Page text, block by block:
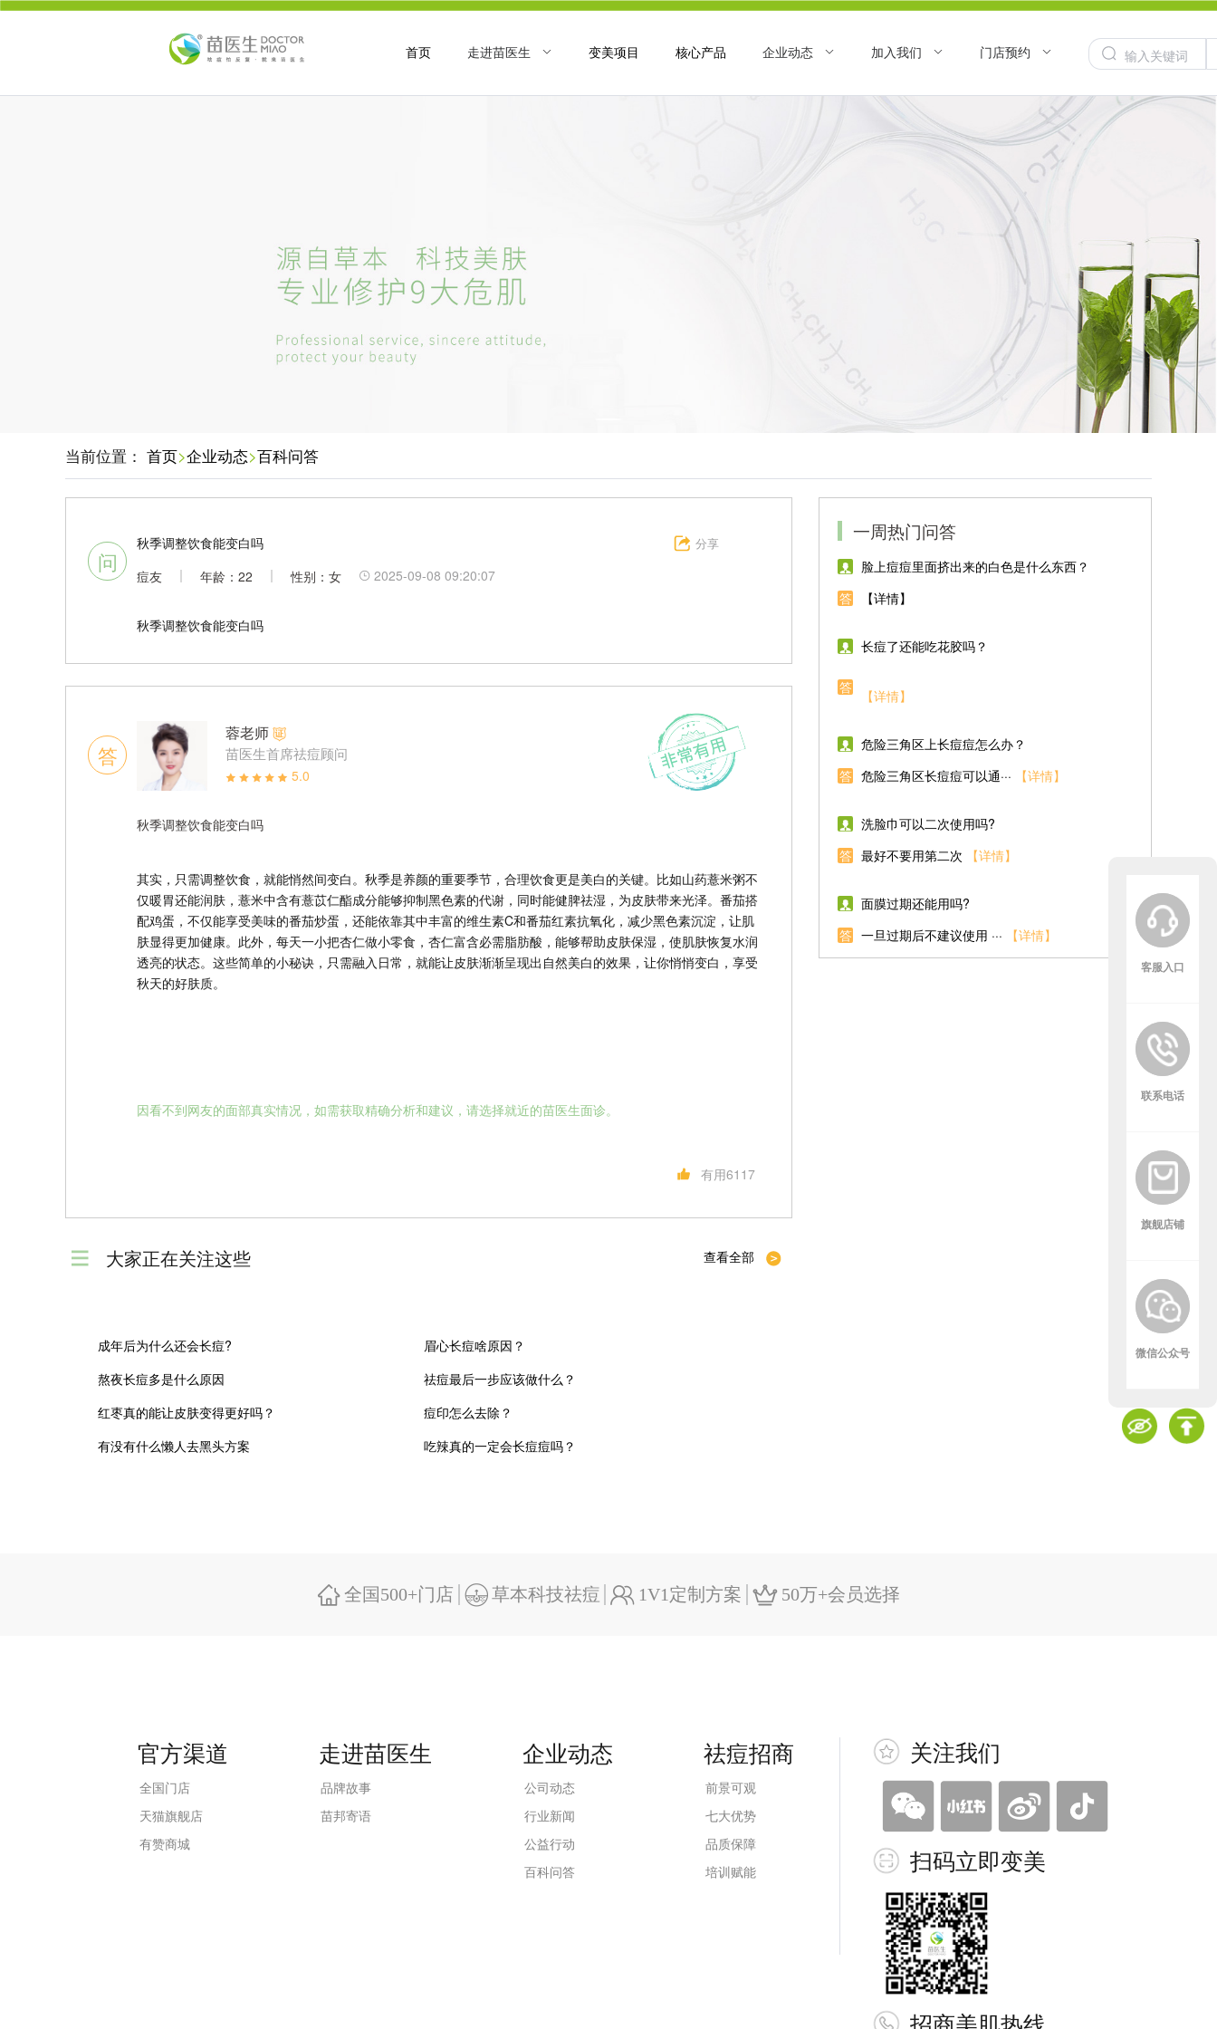
首页 走进苗医生 变美项目 核心产品 企业动态 加入我们 门店预约
当前位置： 首页>企业动态>百科问答
问
秋季调整饮食能变白吗
痘友
年龄：22 性别：女 2025-09-08 09:20:07
秋季调整饮食能变白吗
分享
答
蓉老师
苗医生首席祛痘顾问
5.0
秋季调整饮食能变白吗
其实，只需调整饮食，就能悄然间变白。秋季是养颜的重要季节，合理饮食更是美白的关键。比如山药薏米粥不
仅暖胃还能润肤，薏米中含有薏苡仁酯成分能够抑制黑色素的代谢，同时能健脾祛湿，为皮肤带来光泽。番茄搭
配鸡蛋，不仅能享受美味的番茄炒蛋，还能依靠其中丰富的维生素C和番茄红素抗氧化，减少黑色素沉淀，让肌
肤显得更加健康。此外，每天一小把杏仁做小零食，杏仁富含必需脂肪酸，能够帮助皮肤保湿，使肌肤恢复水润
透亮的状态。这些简单的小秘诀，只需融入日常，就能让皮肤渐渐呈现出自然美白的效果，让你悄悄变白，享受
秋天的好肤质。
因看不到网友的面部真实情况，如需获取精确分析和建议，请选择就近的苗医生面诊。
有用6117
大家正在关注这些 查看全部
成年后为什么还会长痘?
眉心长痘啥原因？
熬夜长痘多是什么原因
祛痘最后一步应该做什么？
红枣真的能让皮肤变得更好吗？
痘印怎么去除？
有没有什么懒人去黑头方案
吃辣真的一定会长痘痘吗？
一周热门问答
脸上痘痘里面挤出来的白色是什么东西？
答
【详情】
长痘了还能吃花胶吗？
答 【详情】
危险三角区上长痘痘怎么办？
答 危险三角区长痘痘可以通··· 【详情】
洗脸巾可以二次使用吗?
答 最好不要用第二次 【详情】
面膜过期还能用吗?
答 一旦过期后不建议使用 ··· 【详情】
全国500+门店 草本科技祛痘 1V1定制方案 50万+会员选择
官方渠道
全国门店
天猫旗舰店
有赞商城
走进苗医生
品牌故事
苗邦寄语
企业动态
公司动态
行业新闻
公益行动
百科问答
祛痘招商
前景可观
七大优势
品质保障
培训赋能
关注我们
扫码立即变美
客服入口
377
联系电话
旗舰店铺
微信公众号